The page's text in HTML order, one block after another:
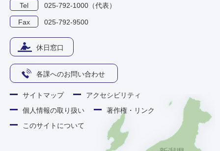
Tel 025-792-1000（代表）
Fax 025-792-9500
休日窓口
各課へのお問い合わせ
サイトマップ
アクセシビリティ
個人情報の取り扱い
著作権・リンク
このサイトについて